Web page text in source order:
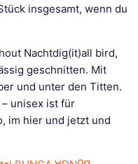
insgesamt, wenn du
Nachtdig(it)all bird,
geschnitten. Mit
und unter den Titten.
unisex ist für
im hier und jetzt und